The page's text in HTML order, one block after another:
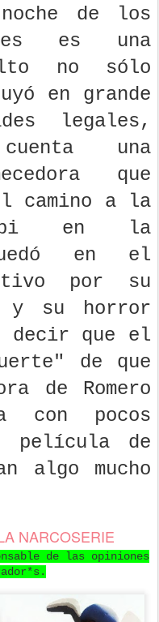
de los
es una
no sólo
en grande
legales,
una
que
camino a la
en la
en el
por su
y su horror
decir que el
de que
de Romero
con pocos
película de
algo mucho
NARCOSERIE
de las opiniones